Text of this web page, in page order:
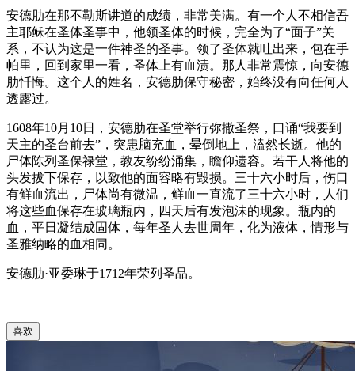
安德肋在那不勒斯讲道的成绩，非常美满。有一个人不相信吾
主耶稣在圣体圣事中，他领圣体的时候，完全为了“面子”关
系，不认为这是一件神圣的圣事。领了圣体就吐出来，包在手
帕里，回到家里一看，圣体上有血渍。那人非常震惊，向安德
肋忏悔。这个人的姓名，安德肋保守秘密，始终没有向任何人
透露过。
1608年10月10日，安德肋在圣堂举行弥撒圣祭，口诵“我要到
天主的圣台前去”，突患脑充血，晕倒地上，溘然长逝。他的
尸体陈列圣保禄堂，教友纷纷涌集，瞻仰遗容。若干人将他的
头发拔下保存，以致他的面容略有毁损。三十六小时后，伤口
有鲜血流出，尸体尚有微温，鲜血一直流了三十六小时，人们
将这些血保存在玻璃瓶内，四天后有发泡沫的现象。瓶内的
血，平日凝结成固体，每年圣人去世周年，化为液体，情形与
圣雅纳略的血相同。
安德肋·亚委琳于1712年荣列圣品。
喜欢